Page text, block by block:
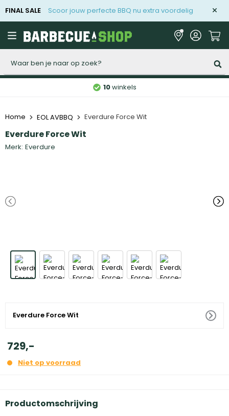
FINAL SALE Scoor jouw perfecte BBQ nu extra voordelig
10winkels
Home EOL AVBBQ Everdure Force Wit
Everdure Force Wit
Merk: Everdure
Everdure Force Wit
729,-
Niet op voorraad
Productomschrijving